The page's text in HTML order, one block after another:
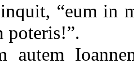
“eum in
poteris!”.
autem